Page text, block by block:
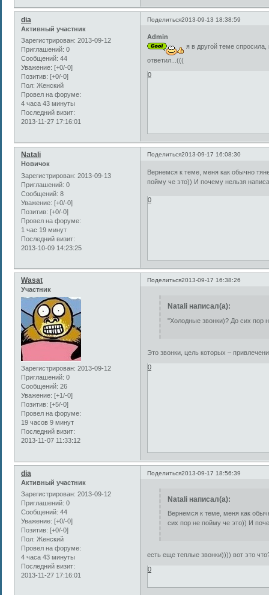
Поделиться2013-09-13 18:38:59
dia
Активный участник
Зарегистрирован: 2013-09-12
Приглашений: 0
Сообщений: 44
Уважение: [+0/-0]
Позитив: [+0/-0]
Пол: Женский
Провел на форуме:
4 часа 43 минуты
Последний визит:
2013-11-27 17:16:01
Admin
я в другой теме
ответил...(((
0
Поделиться2013-09-17 16:08:30
Natali
Новичок
Зарегистрирован: 2013-09-13
Приглашений: 0
Сообщений: 8
Уважение: [+0/-0]
Позитив: [+0/-0]
Провел на форуме:
1 час 19 минут
Последний визит:
2013-10-09 14:23:25
Вернемся к теме, меня как обычно
пойму че это)) И почему нельзя
0
Поделиться2013-09-17 16:38:26
Wasat
Участник
Зарегистрирован: 2013-09-12
Приглашений: 0
Сообщений: 26
Уважение: [+1/-0]
Позитив: [+5/-0]
Провел на форуме:
19 часов 9 минут
Последний визит:
2013-11-07 11:33:12
Natali написал(а):
"Холодные звонки)? До сих пор
Это звонки, цель которых –
0
Поделиться2013-09-17 18:56:39
dia
Активный участник
Зарегистрирован: 2013-09-12
Приглашений: 0
Сообщений: 44
Уважение: [+0/-0]
Позитив: [+0/-0]
Пол: Женский
Провел на форуме:
4 часа 43 минуты
Последний визит:
2013-11-27 17:16:01
Natali написал(а):
Вернемся к теме, меня как
сих пор не пойму че это)) И
есть еще теплые звонки)))) вот это
0